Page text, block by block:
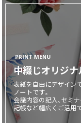
PRINT MENU
中綴じオリジナ
表紙を自由にデザイン
ノートです。
会議内容の記入、セミ
記帳など幅広くご活用
完成時間の目安を
任意の部数単位
すか？
領収書・納品書を
初回特典の1000ポ
は？
見本と印刷データ
か？
画面表示操作
ユーザー登録ログイン